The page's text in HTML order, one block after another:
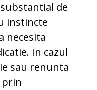
de
instincte
necesita
In cazul
sau renunta
prin